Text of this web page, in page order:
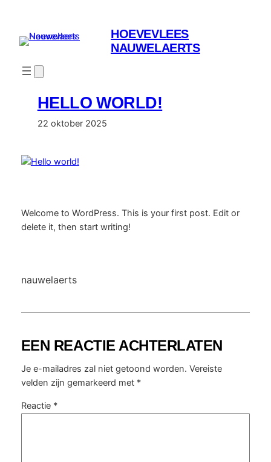
HOEVEVLEES
NAUWELAERTS
HELLO WORLD!
22 oktober 2025
Welcome to WordPress. This is your first post. Edit or
delete it, then start writing!
nauwelaerts
EEN REACTIE ACHTERLATEN
Je e-mailadres zal niet getoond worden. Vereiste
velden zijn gemarkeerd met *
Reactie *